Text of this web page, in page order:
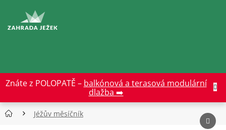
obsah
Znáte z POLOPATĚ – balkónová a terasová modulární
dlažba ➡️
Jéžův měsíčník